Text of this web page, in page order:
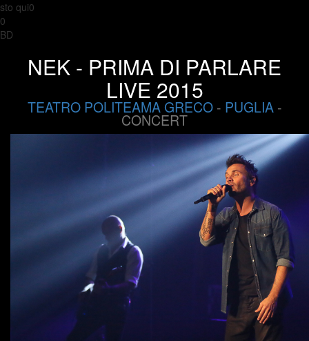
sto qui0
0
BD
NEK - PRIMA DI PARLARE
LIVE 2015
TEATRO POLITEAMA GRECO- PUGLIA-
CONCERT